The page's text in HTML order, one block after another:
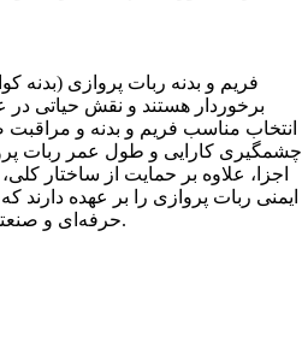
فریم و بدنه ربات پروازی (بدنه
برخوردار هستند و نقش حیاتی در
انتخاب مناسب فریم و بدنه و مراقبت
چشمگیری کارایی و طول عمر ربات
اجزا، علاوه بر حمایت از ساختار
ایمنی ربات پروازی را بر عهده دارند
حرفه‌ای و صنعتی اهمیت دوچندان پیدا می‌کند.